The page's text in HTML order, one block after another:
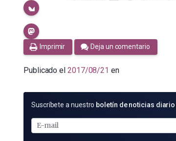
Imprimir Deja un comentario
Publicado el 2017/08/21 en
SUSCRÍBETE
E-
MAIL
Suscríbete a nuestro boletín de noticias diario